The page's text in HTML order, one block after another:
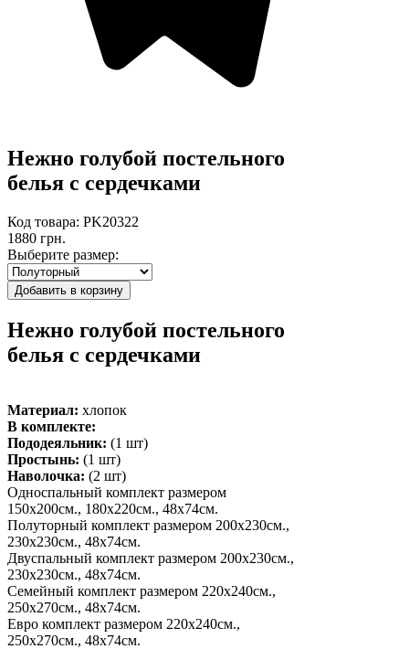
Нежно голубой постельного
белья с сердечками
Код товара: PK20322
1880 грн.
Выберите размер:
Нежно голубой постельного
белья с сердечками
Материал: хлопок
В комплекте:
Пододеяльник: (1 шт)
Простынь: (1 шт)
Наволочка: (2 шт)
Односпальный комплект размером
150х200см., 180х220см., 48х74см.
Полуторный комплект размером 200х230см.,
230х230см., 48х74см.
Двуспальный комплект размером 200х230см.,
230х230см., 48х74см.
Семейный комплект размером 220х240см.,
250х270см., 48х74см.
Евро комплект размером 220х240см.,
250х270см., 48х74см.